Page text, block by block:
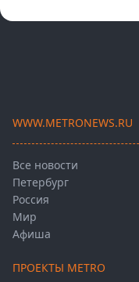
WWW.METRONEWS.RU
Все новости
Петербург
Россия
Мир
Афиша
ПРОЕКТЫ METRO